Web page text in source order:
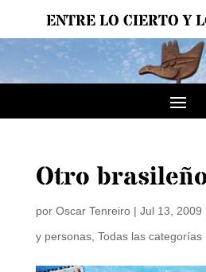
ENTRE LO CIERTO Y
Otro
por Oscar Tenreiro| Jul 13, 2009
y personas, Todas las categorías